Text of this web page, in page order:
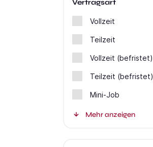
Vertragsart
Vollzeit
Teilzeit
Vollzeit (befristet)
Teilzeit (befristet)
Mini-Job
Mehr anzeigen